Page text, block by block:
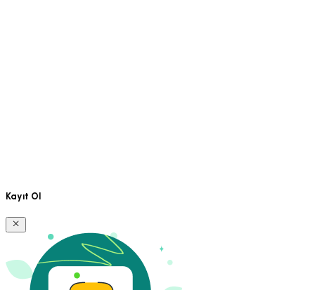
Kayıt Ol